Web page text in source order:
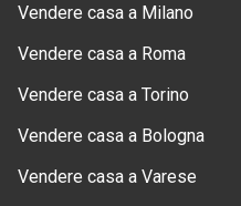
Vendere casa a Milano
Vendere casa a Roma
Vendere casa a Torino
Vendere casa a Bologna
Vendere casa a Varese